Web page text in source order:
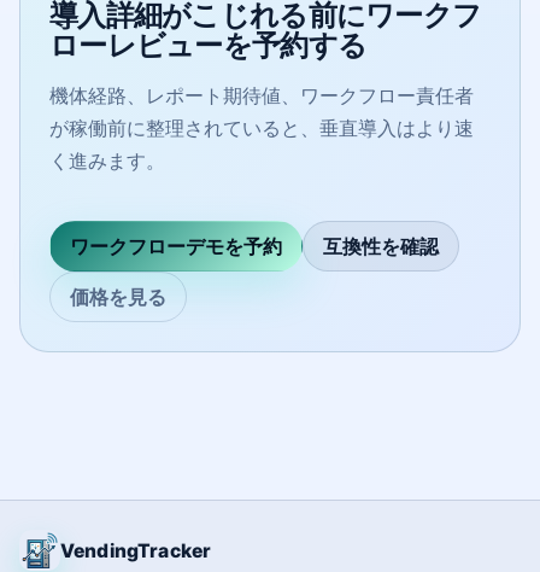
導入詳細がこじれる前にワークフ
ローレビューを予約する
機体経路、レポート期待値、ワークフロー責任者
が稼働前に整理されていると、垂直導入はより速
く進みます。
ワークフローデモを予約 互換性を確認
価格を見る
VendingTracker